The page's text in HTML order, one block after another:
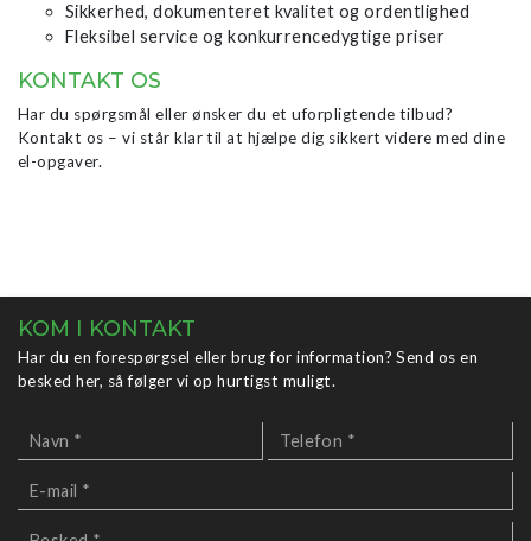
Sikkerhed, dokumenteret kvalitet og ordentlighed
Fleksibel service og konkurrencedygtige priser
KONTAKT OS
Har du spørgsmål eller ønsker du et uforpligtende tilbud?
Kontakt os – vi står klar til at hjælpe dig sikkert videre med dine
el-opgaver.
KOM I KONTAKT
Har du en forespørgsel eller brug for information? Send os en
besked her, så følger vi op hurtigst muligt.